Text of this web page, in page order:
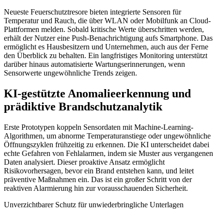
Neueste Feuerschutztresore bieten integrierte Sensoren für
Temperatur und Rauch, die über WLAN oder Mobilfunk an Cloud-
Plattformen melden. Sobald kritische Werte überschritten werden,
erhält der Nutzer eine Push-Benachrichtigung aufs Smartphone. Das
ermöglicht es Hausbesitzern und Unternehmen, auch aus der Ferne
den Überblick zu behalten. Ein langfristiges Monitoring unterstützt
darüber hinaus automatisierte Wartungserinnerungen, wenn
Sensorwerte ungewöhnliche Trends zeigen.
KI-gestützte Anomalieerkennung und
prädiktive Brandschutzanalytik
Erste Prototypen koppeln Sensordaten mit Machine-Learning-
Algorithmen, um abnorme Temperaturanstiege oder ungewöhnliche
Öffnungszyklen frühzeitig zu erkennen. Die KI unterscheidet dabei
echte Gefahren von Fehlalarmen, indem sie Muster aus vergangenen
Daten analysiert. Dieser proaktive Ansatz ermöglicht
Risikovorhersagen, bevor ein Brand entstehen kann, und leitet
präventive Maßnahmen ein. Das ist ein großer Schritt von der
reaktiven Alarmierung hin zur vorausschauenden Sicherheit.
Unverzichtbarer Schutz für unwiederbringliche Unterlagen